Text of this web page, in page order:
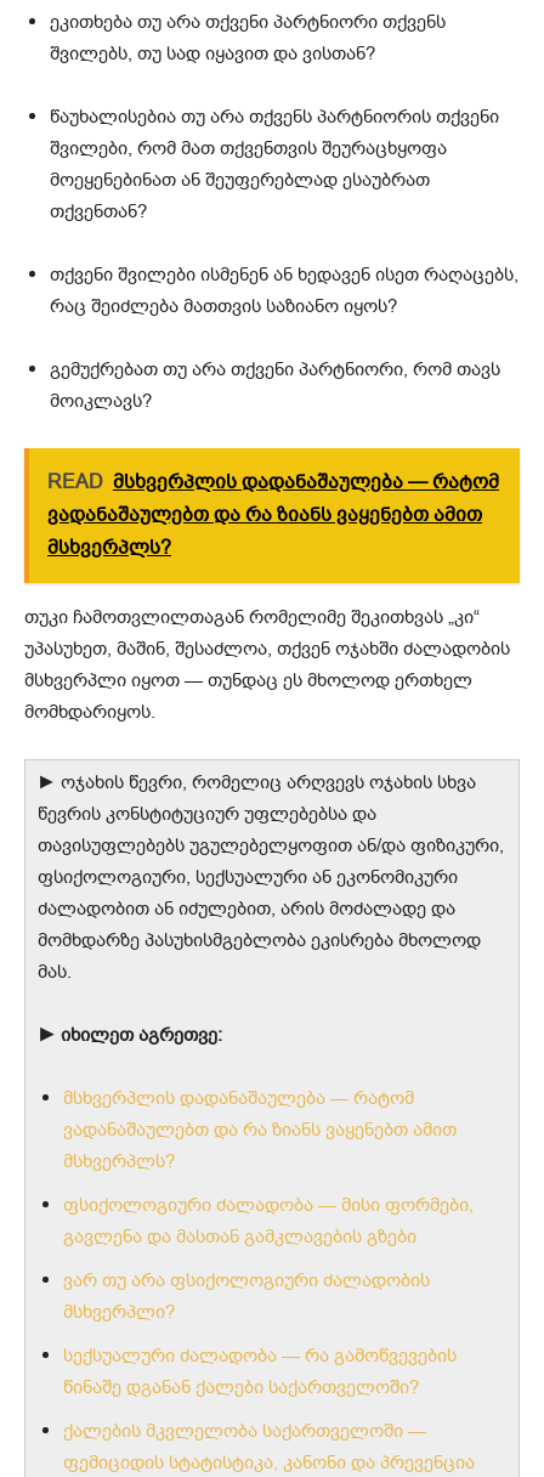
ეკითხება თუ არა თქვენი პარტნიორი თქვენს
შვილებს, თუ სად იყავით და ვისთან?
წაუხალისებია თუ არა თქვენს პარტნიორის თქვენი
შვილები, რომ მათ თქვენთვის შეურაცხყოფა
მოეყენებინათ ან შეუფერებლად ესაუბრათ
თქვენთან?
თქვენი შვილები ისმენენ ან ხედავენ ისეთ რაღაცებს,
რაც შეიძლება მათთვის საზიანო იყოს?
გემუქრებათ თუ არა თქვენი პარტნიორი, რომ თავს
მოიკლავს?
READ მსხვერპლის დადანაშაულება — რატომ
ვადანაშაულებთ და რა ზიანს ვაყენებთ ამით
მსხვერპლს?
თუკი ჩამოთვლილთაგან რომელიმე შეკითხვას „კი“
უპასუხეთ, მაშინ, შესაძლოა, თქვენ ოჯახში ძალადობის
მსხვერპლი იყოთ — თუნდაც ეს მხოლოდ ერთხელ
მომხდარიყოს.
► ოჯახის წევრი, რომელიც არღვევს ოჯახის სხვა
წევრის კონსტიტუციურ უფლებებსა და
თავისუფლებებს უგულებელყოფით ან/და ფიზიკური,
ფსიქოლოგიური, სექსუალური ან ეკონომიკური
ძალადობით ან იძულებით, არის მოძალადე და
მომხდარზე პასუხისმგებლობა ეკისრება მხოლოდ
მას.
► იხილეთ აგრეთვე:
მსხვერპლის დადანაშაულება — რატომ
ვადანაშაულებთ და რა ზიანს ვაყენებთ ამით
მსხვერპლს?
ფსიქოლოგიური ძალადობა — მისი ფორმები,
გავლენა და მასთან გამკლავების გზები
ვარ თუ არა ფსიქოლოგიური ძალადობის
მსხვერპლი?
სექსუალური ძალადობა — რა გამოწვევების
წინაშე დგანან ქალები საქართველოში?
ქალების მკვლელობა საქართველოში —
ფემიციდის სტატისტიკა, კანონი და პრევენცია